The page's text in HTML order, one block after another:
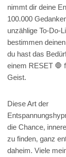
nimmt dir deine
100.000
unzählige To-Do-
bestimmen
du hast das
einem RESET 🛑
Geist.
Diese Art der
die Chance,
zu finden, ganz
daheim. Viele